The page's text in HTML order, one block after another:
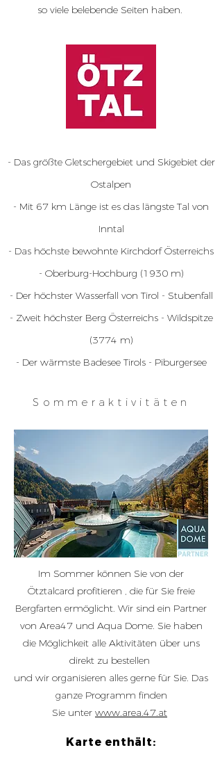
so viele belebende Seiten haben.
- Das größte Gletschergebiet und Skigebiet der
Ostalpen
- Mit 67 km Länge ist es das längste Tal von
Inntal
- Das höchste bewohnte Kirchdorf Österreichs
- Oberburg-Hochburg (1930 m)
- Der höchster Wasserfall von Tirol - Stubenfall
- Zweit höchster Berg Österreichs - Wildspitze
(3774 m)
- Der wärmste Badesee Tirols - Piburgersee
Sommeraktivitäten
Im Sommer können Sie von der
Ötztalcard profitieren , die für Sie freie
Bergfarten ermöglicht. Wir sind ein Partner
von Area47 und Aqua Dome. Sie haben
die Möglichkeit alle Aktivitäten über uns
direkt zu bestellen
und wir organisieren alles gerne für Sie. Das
ganze Programm finden
Sie unter www.area.47.at
Karte enthält: